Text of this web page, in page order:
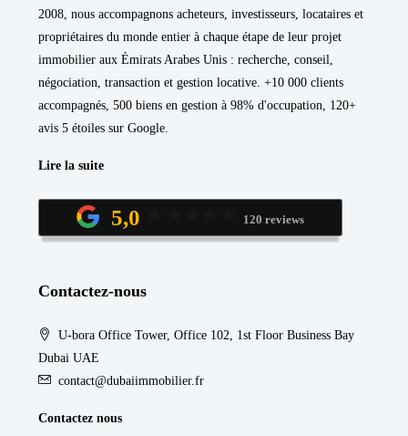
2008, nous accompagnons acheteurs, investisseurs, locataires et
propriétaires du monde entier à chaque étape de leur projet
immobilier aux Émirats Arabes Unis : recherche, conseil,
négociation, transaction et gestion locative. +10 000 clients
accompagnés, 500 biens en gestion à 98% d'occupation, 120+
avis 5 étoiles sur Google.
Lire la suite
5,0 120 reviews
Contactez-nous
U-bora Office Tower, Office 102, 1st Floor Business Bay
Dubai UAE
contact@dubaiimmobilier.fr
Contactez nous